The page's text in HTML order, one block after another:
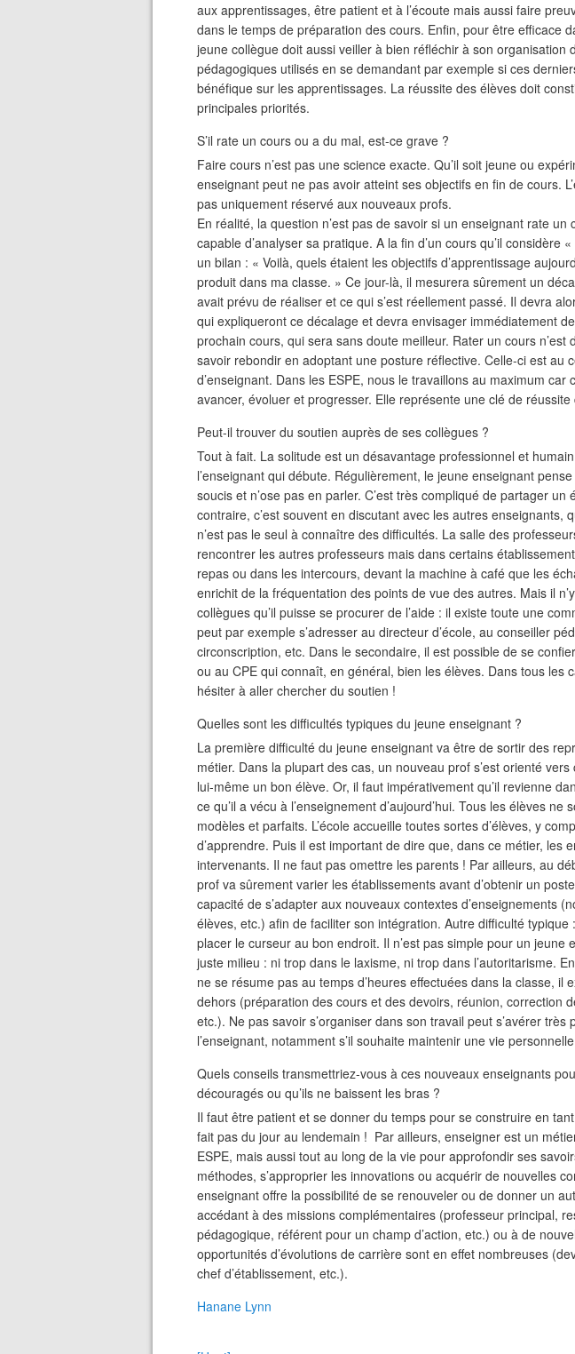
aux apprentissages, être patient et à l’écoute mais aussi faire
dans le temps de préparation des cours. Enfin, pour être efficace
jeune collègue doit aussi veiller à bien réfléchir à son organisation
pédagogiques utilisés en se demandant par exemple si ces
bénéfique sur les apprentissages. La réussite des élèves doit
principales priorités.
S’il rate un cours ou a du mal, est-ce grave ?
Faire cours n’est pas une science exacte. Qu’il soit jeune ou
enseignant peut ne pas avoir atteint ses objectifs en fin de cours.
pas uniquement réservé aux nouveaux profs.
En réalité, la question n’est pas de savoir si un enseignant rate un
capable d’analyser sa pratique. A la fin d’un cours qu’il considère
un bilan : « Voilà, quels étaient les objectifs d’apprentissage
produit dans ma classe. » Ce jour-là, il mesurera sûrement un
avait prévu de réaliser et ce qui s’est réellement passé. Il devra
qui expliqueront ce décalage et devra envisager immédiatement
prochain cours, qui sera sans doute meilleur. Rater un cours n’est
savoir rebondir en adoptant une posture réflective. Celle-ci est au
d’enseignant. Dans les ESPE, nous le travaillons au maximum car
avancer, évoluer et progresser. Elle représente une clé de réussite
Peut-il trouver du soutien auprès de ses collègues ?
Tout à fait. La solitude est un désavantage professionnel et
l’enseignant qui débute. Régulièrement, le jeune enseignant
soucis et n’ose pas en parler. C’est très compliqué de partager un
contraire, c’est souvent en discutant avec les autres enseignants,
n’est pas le seul à connaître des difficultés. La salle des
rencontrer les autres professeurs mais dans certains
repas ou dans les intercours, devant la machine à café que les
enrichit de la fréquentation des points de vue des autres. Mais il
collègues qu’il puisse se procurer de l’aide : il existe toute une
peut par exemple s’adresser au directeur d’école, au conseiller
circonscription, etc. Dans le secondaire, il est possible de se
ou au CPE qui connaît, en général, bien les élèves. Dans tous les
hésiter à aller chercher du soutien !
Quelles sont les difficultés typiques du jeune enseignant ?
La première difficulté du jeune enseignant va être de sortir des
métier. Dans la plupart des cas, un nouveau prof s’est orienté
lui-même un bon élève. Or, il faut impérativement qu’il revienne
ce qu’il a vécu à l’enseignement d’aujourd’hui. Tous les élèves ne
modèles et parfaits. L’école accueille toutes sortes d’élèves, y
d’apprendre. Puis il est important de dire que, dans ce métier, les
intervenants. Il ne faut pas omettre les parents ! Par ailleurs, au
prof va sûrement varier les établissements avant d’obtenir un
capacité de s’adapter aux nouveaux contextes d’enseignements
élèves, etc.) afin de faciliter son intégration. Autre difficulté typique
placer le curseur au bon endroit. Il n’est pas simple pour un jeune
juste milieu : ni trop dans le laxisme, ni trop dans l’autoritarisme.
ne se résume pas au temps d’heures effectuées dans la classe, il
dehors (préparation des cours et des devoirs, réunion, correction
etc.). Ne pas savoir s’organiser dans son travail peut s’avérer très
l’enseignant, notamment s’il souhaite maintenir une vie
Quels conseils transmettriez-vous à ces nouveaux enseignants
découragés ou qu’ils ne baissent les bras ?
Il faut être patient et se donner du temps pour se construire en
fait pas du jour au lendemain ! Par ailleurs, enseigner est un
ESPE, mais aussi tout au long de la vie pour approfondir ses
méthodes, s’approprier les innovations ou acquérir de nouvelles
enseignant offre la possibilité de se renouveler ou de donner un
accédant à des missions complémentaires (professeur principal,
pédagogique, référent pour un champ d’action, etc.) ou à de
opportunités d’évolutions de carrière sont en effet nombreuses
chef d’établissement, etc.).
Hanane Lynn